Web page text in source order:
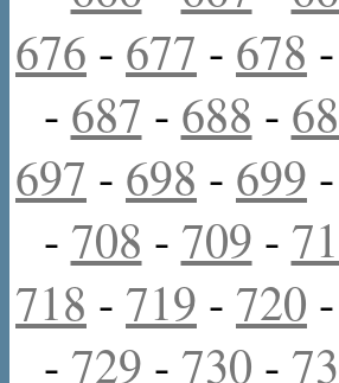
676 - 677 - 678 -
- 687 - 688 -
697 - 698 - 699 -
- 708 - 709 -
718 - 719 - 720 -
- 729 - 730 -